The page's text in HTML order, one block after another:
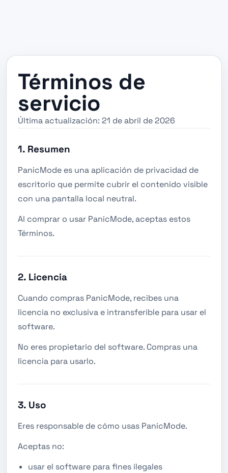
Términos de
servicio
Última actualización: 21 de abril de 2026
1. Resumen
PanicMode es una aplicación de privacidad de
escritorio que permite cubrir el contenido visible
con una pantalla local neutral.
Al comprar o usar PanicMode, aceptas estos
Términos.
2. Licencia
Cuando compras PanicMode, recibes una
licencia no exclusiva e intransferible para usar el
software.
No eres propietario del software. Compras una
licencia para usarlo.
3. Uso
Eres responsable de cómo usas PanicMode.
Aceptas no:
usar el software para fines ilegales